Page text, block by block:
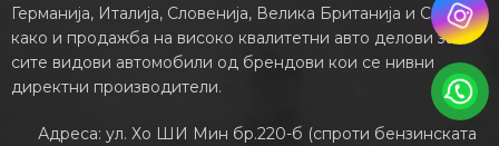
Германија, Италија, Словенија, Велика Британија и САД,
како и продажба на високо квалитетни авто делови за
сите видови автомобили од брендови кои се нивни
директни производители.
Адреса: ул. Хо ШИ Мин бр.220-б (спроти бензинската